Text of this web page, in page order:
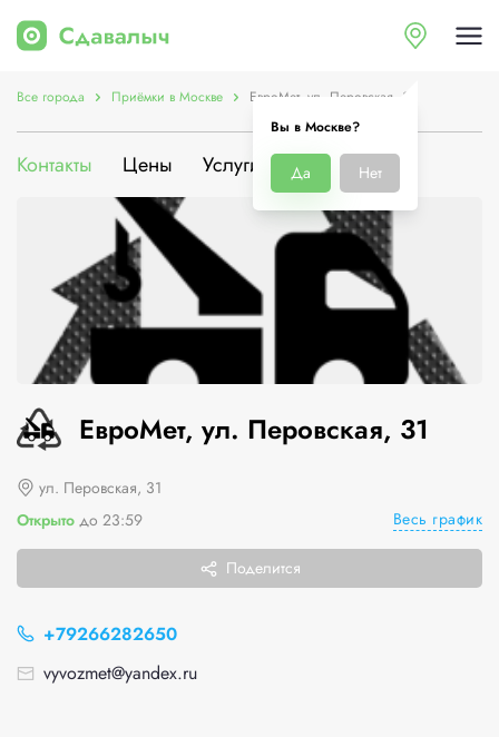
Вы в Москве?
Да Нет
Все города Приёмки в Москве ЕвроМет, ул. Перовская, 31
Контакты Цены Услуги О компании
ЕвроМет, ул. Перовская, 31
ул. Перовская, 31
Открыто до 23:59 Весь график
Поделится
+79266282650
vyvozmet@yandex.ru